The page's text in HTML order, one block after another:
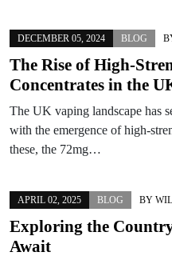
DECEMBER 05, 2024 BLOG
The Rise of High-
Concentrates in the
The UK vaping landscape has
with the emergence of high-
these, the 72mg…
APRIL 02, 2025 BLOG BY
Exploring the
Await